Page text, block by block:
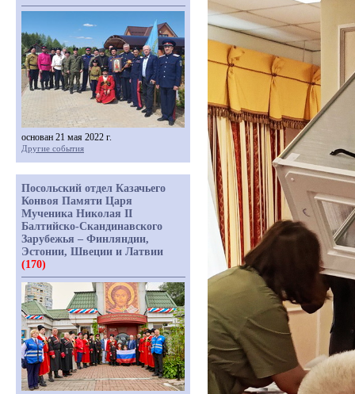
основан 21 мая 2022 г.
Другие события
Посольский отдел Казачьего
Конвоя Памяти Царя
Мученика Николая II
Балтийско-Скандинавского
Зарубежья – Финляндии,
Эстонии, Швеции и Латвии
(170)